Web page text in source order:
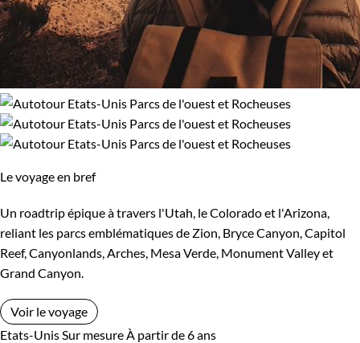
Le voyage en bref
Un roadtrip épique à travers l'Utah, le Colorado et l'Arizona,
reliant les parcs emblématiques de Zion, Bryce Canyon, Capitol
Reef, Canyonlands, Arches, Mesa Verde, Monument Valley et
Grand Canyon.
Voir le voyage
Etats-Unis Sur mesure À partir de 6 ans